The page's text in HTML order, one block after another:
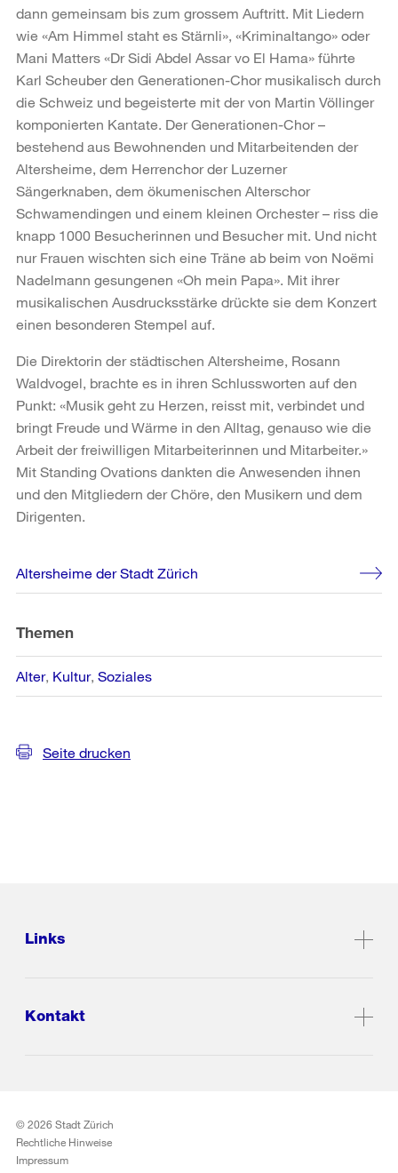
dann gemeinsam bis zum grossem Auftritt. Mit Liedern
wie «Am Himmel staht es Stärnli», «Kriminaltango» oder
Mani Matters «Dr Sidi Abdel Assar vo El Hama» führte
Karl Scheuber den Generationen-Chor musikalisch durch
die Schweiz und begeisterte mit der von Martin Völlinger
komponierten Kantate. Der Generationen-Chor –
bestehend aus Bewohnenden und Mitarbeitenden der
Altersheime, dem Herrenchor der Luzerner
Sängerknaben, dem ökumenischen Alterschor
Schwamendingen und einem kleinen Orchester – riss die
knapp 1000 Besucherinnen und Besucher mit. Und nicht
nur Frauen wischten sich eine Träne ab beim von Noëmi
Nadelmann gesungenen «Oh mein Papa». Mit ihrer
musikalischen Ausdrucksstärke drückte sie dem Konzert
einen besonderen Stempel auf.
Die Direktorin der städtischen Altersheime, Rosann
Waldvogel, brachte es in ihren Schlussworten auf den
Punkt: «Musik geht zu Herzen, reisst mit, verbindet und
bringt Freude und Wärme in den Alltag, genauso wie die
Arbeit der freiwilligen Mitarbeiterinnen und Mitarbeiter.»
Mit Standing Ovations dankten die Anwesenden ihnen
und den Mitgliedern der Chöre, den Musikern und dem
Dirigenten.
Weitere
Informationen
Altersheime der Stadt Zürich
Themen
Alter Kultur Soziales
Seite drucken
Links
Kontakt
© 2026 Stadt Zürich
Rechtliche Hinweise
Impressum